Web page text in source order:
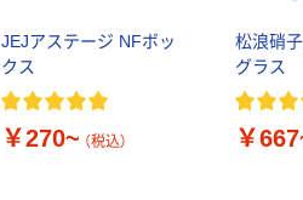
JEJアステージ NFボッ
クス
￥270~ （税込）
松浪硝
グラス
￥